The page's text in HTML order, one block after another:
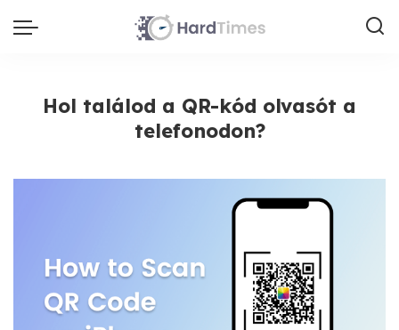
Hol találod a QR-kód olvasót a
telefonodon?